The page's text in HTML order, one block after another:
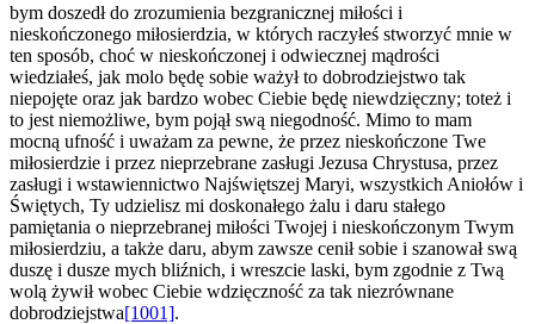
bym doszedł do zrozumienia bezgranicznej miłości i
nieskończonego miłosierdzia, w których raczyłeś stworzyć mnie w
ten sposób, choć w nieskończonej i odwiecznej mądrości
wiedziałeś, jak molo będę sobie ważył to dobrodziejstwo tak
niepojęte oraz jak bardzo wobec Ciebie będę niewdzięczny; toteż i
to jest niemożliwe, bym pojął swą niegodność. Mimo to mam
mocną ufność i uważam za pewne, że przez nieskończone Twe
miłosierdzie i przez nieprzebrane zasługi Jezusa Chrystusa, przez
zasługi i wstawiennictwo Najświętszej Maryi, wszystkich Aniołów i
Świętych, Ty udzielisz mi doskonałego żalu i daru stałego
pamiętania o nieprzebranej miłości Twojej i nieskończonym Twym
miłosierdziu, a także daru, abym zawsze cenił sobie i szanował swą
duszę i dusze mych bliźnich, i wreszcie laski, bym zgodnie z Twą
wolą żywił wobec Ciebie wdzięczność za tak niezrównane
dobrodziejstwa[1001].